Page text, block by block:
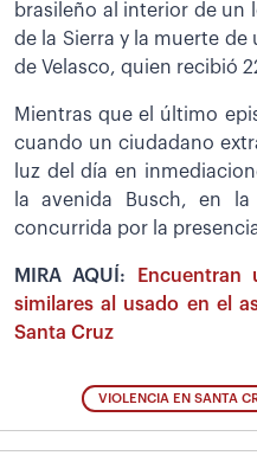
brasileño al interior de un
de la Sierra y la muerte
de Velasco, quien recibió
Mientras que el último
cuando un ciudadano
luz del día en
la avenida Busch, en
concurrida por la
MIRA AQUÍ:
similares al usado en el
Santa Cruz
VIOLENCIA EN SANTA